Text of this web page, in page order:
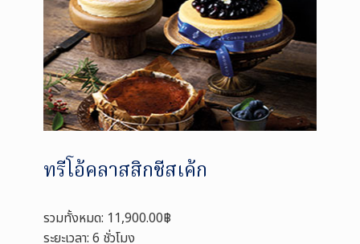
ทรีโอ้คลาสสิกชีสเค้ก
รวมทั้งหมด: 11,900.00฿
ระยะเวลา: 6 ชั่วโมง